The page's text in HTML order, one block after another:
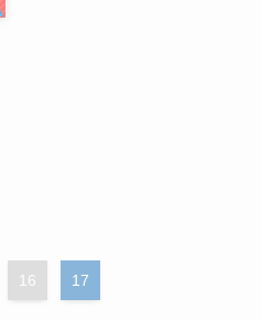
16 17